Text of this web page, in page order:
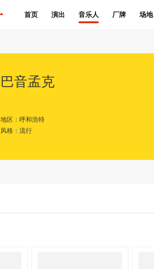
首页 演出 音乐人 厂牌 场地
巴音孟克
地区：呼和浩特
风格：流行